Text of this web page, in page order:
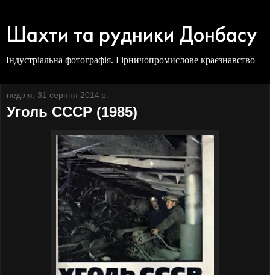
Шахти та рудники Донбасу
Індустріальна фотографія. Гірничопромислове краєзнавство
неділя, 31 серпня 2014 р.
Уголь СССР (1985)